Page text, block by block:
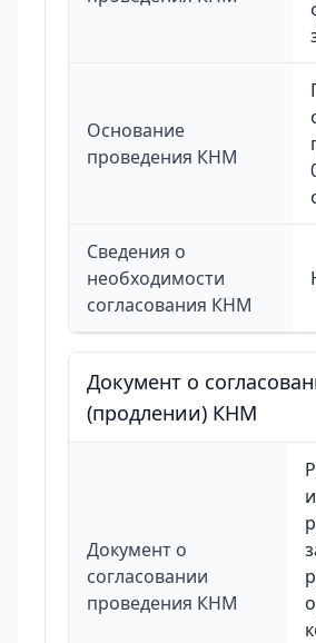
Основание
проведения КНМ
Сведения о
необходимости
согласования КНМ
Документ о
(продлении) КНМ
Документ о
согласовании
проведения КНМ